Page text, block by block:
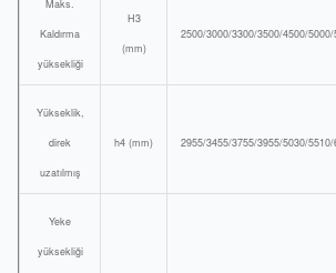
Maks.
Kaldırma
yüksekliği
H3
(mm)
2500/3000/3300/3500/4500/5000/
Yükseklik,
direk
uzatılmış
h4 (mm) 2955/3455/3755/3955/5030/5510/
Yeke
yüksekliği